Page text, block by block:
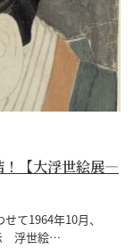
！【大浮世絵展―
て1964年10月、
浮世絵…